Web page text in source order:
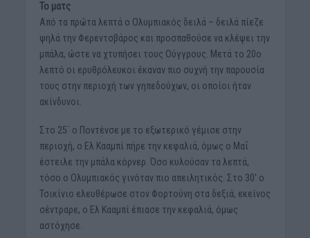
Το ματς
Από τα πρώτα λεπτά ο Ολυμπιακός δειλά – δειλά πίεζε
ψηλά την Φερεντσβάρος και προσπαθούσε να κλέψει την
μπάλα, ώστε να χτυπήσει τους Ούγγρους. Μετά το 20ο
λεπτό οι ερυθρόλευκοι έκαναν πιο συχνή την παρουσία
τους στην περιοχή των γηπεδούχων, οι οποίοι ήταν
ακίνδυνοι.
Στο 25΄ ο Ποντένσε με το εξωτερικό γέμισε στην
περιοχή, ο Ελ Κααμπί πήρε την κεφαλιά, όμως ο Μαΐ
έστειλε την μπάλα κόρνερ. Όσο κυλούσαν τα λεπτά,
τόσο ο Ολυμπιακός γινόταν πιο απειλητικός. Στο 30′ ο
Τσικίνιο ελευθέρωσε στον Φορτούνη στα δεξιά, εκείνος
σέντραρε, ο Ελ Κααμπί έπιασε την κεφαλιά, όμως
αστόχησε.